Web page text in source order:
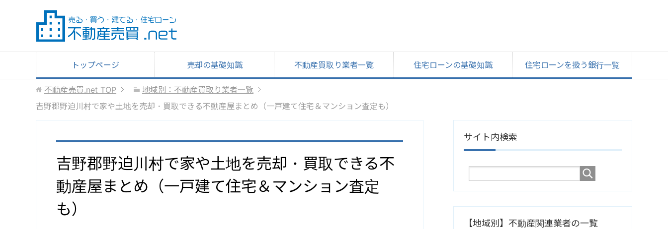
トップページ 売却の基礎知識 不動産買取り業者一覧 住宅ローンの基礎知識 住宅ローンを扱う銀行一覧
不動産売買.net TOP
地域別：不動産買取り業者一覧
吉野郡野迫川村で家や土地を売却・買取できる不動産屋まとめ（一戸建て住宅＆マンション査定も）
吉野郡野迫川村で家や土地を売却・買取できる不
動産屋まとめ（一戸建て住宅＆マンション査定
も）
サイト内検索
【地域別】不動産関連業者の一覧